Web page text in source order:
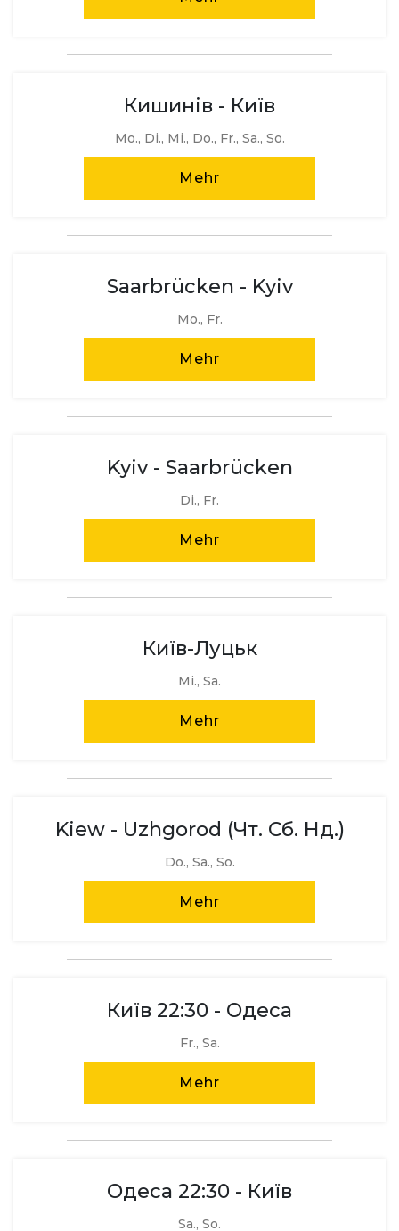
Кишинів - Київ
Mo., Di., Mi., Do., Fr., Sa., So.
Mehr
Saarbrücken - Kyiv
Mo., Fr.
Mehr
Kyiv - Saarbrücken
Di., Fr.
Mehr
Київ-Луцьк
Mi., Sa.
Mehr
Kiew - Uzhgorod (Чт. Сб. Нд.)
Do., Sa., So.
Mehr
Київ 22:30 - Одеса
Fr., Sa.
Mehr
Одеса 22:30 - Київ
Sa., So.